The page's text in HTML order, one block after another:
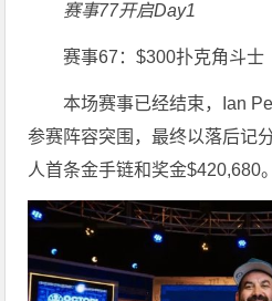
赛事77开启Day1
赛事67：$300扑克角斗士
本场赛事已经结束，Ian
参赛阵容突围，最终以落后记
人首条金手链和奖金$420,680。